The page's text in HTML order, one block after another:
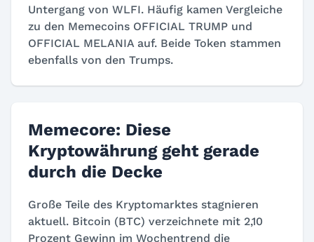
Untergang von WLFI. Häufig kamen Vergleiche
zu den Memecoins OFFICIAL TRUMP und
OFFICIAL MELANIA auf. Beide Token stammen
ebenfalls von den Trumps.
Memecore: Diese
Kryptowährung geht gerade
durch die Decke
Große Teile des Kryptomarktes stagnieren
aktuell. Bitcoin (BTC) verzeichnete mit 2,10
Prozent Gewinn im Wochentrend die